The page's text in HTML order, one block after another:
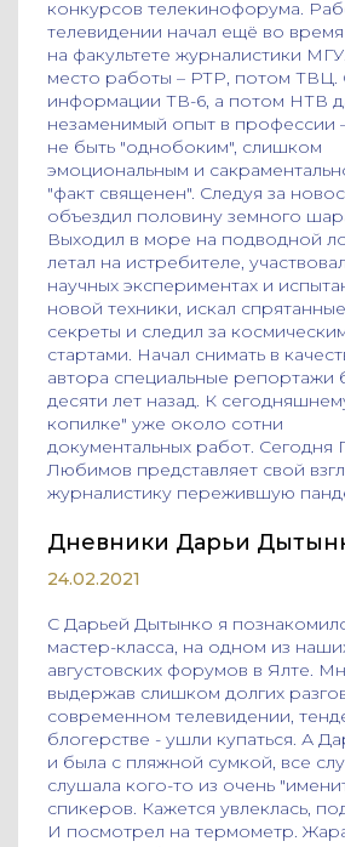
конкурсов телекинофорума.
телевидении начал ещё во
на факультете журналистики
место работы – РТР, потом ТВЦ.
информации ТВ-6, а потом НТВ
незаменимый опыт в профессии
не быть "однобоким", слишком
эмоциональным и
"факт священен". Следуя за
объездил половину земного
Выходил в море на подводной
летал на истребителе,
научных экспериментах и
новой техники, искал
секреты и следил за
стартами. Начал снимать в
автора специальные репортажи
десяти лет назад. К
копилке" уже около сотни
документальных работ. Сегодня
Любимов представляет свой
журналистику пережившую
Дневники Дарьи
24.02.2021
С Дарьей Дытынко я
мастер-класса, на одном из
августовских форумов в Ялте.
выдержав слишком долгих
современном телевидении,
блогерстве - ушли купаться. А
и была с пляжной сумкой, все
слушала кого-то из очень
спикеров. Кажется увлеклась,
И посмотрел на термометр.